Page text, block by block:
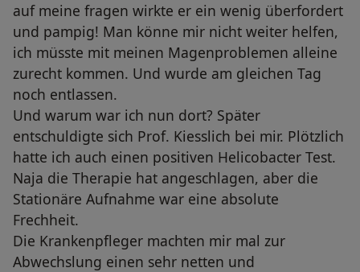
auf meine fragen wirkte er ein wenig überfordert
und pampig! Man könne mir nicht weiter helfen,
ich müsste mit meinen Magenproblemen alleine
zurecht kommen. Und wurde am gleichen Tag
noch entlassen.
Und warum war ich nun dort? Später
entschuldigte sich Prof. Kiesslich bei mir. Plötzlich
hatte ich auch einen positiven Helicobacter Test.
Naja die Therapie hat angeschlagen, aber die
Stationäre Aufnahme war eine absolute
Frechheit.
Die Krankenpfleger machten mir mal zur
Abwechslung einen sehr netten und